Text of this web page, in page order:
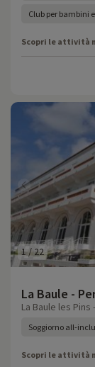
Club per bambini
Scopri le attività
1/22
La Baule -
La Baule les
Soggiorno all-
Scopri le attività